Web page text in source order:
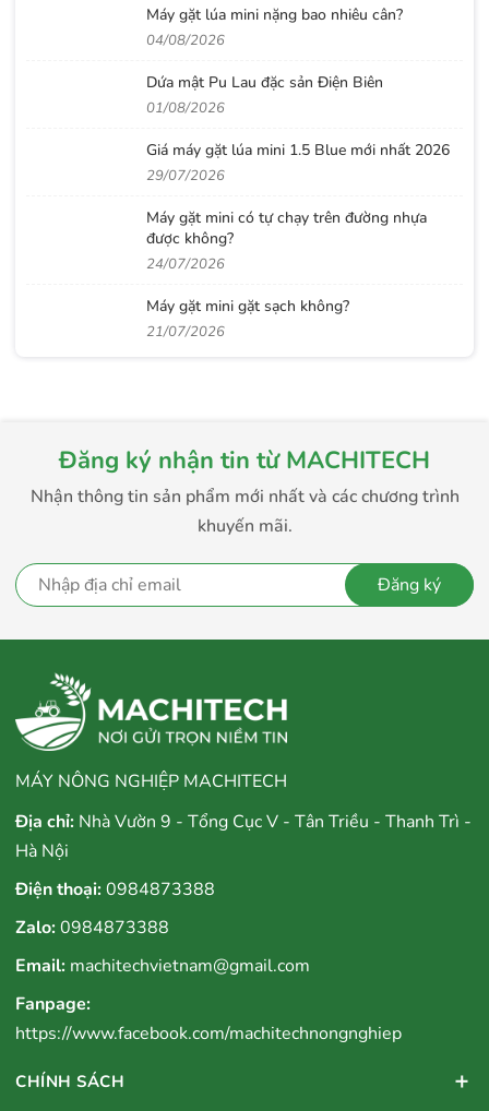
Máy gặt lúa mini nặng bao nhiêu cân?
04/08/2026
Dứa mật Pu Lau đặc sản Điện Biên
01/08/2026
Giá máy gặt lúa mini 1.5 Blue mới nhất 2026
29/07/2026
Máy gặt mini có tự chạy trên đường nhựa
được không?
24/07/2026
Máy gặt mini gặt sạch không?
21/07/2026
Đăng ký nhận tin từ MACHITECH
Nhận thông tin sản phẩm mới nhất và các chương trình
khuyến mãi.
Đăng ký
MÁY NÔNG NGHIỆP MACHITECH
Địa chỉ: Nhà Vườn 9 - Tổng Cục V - Tân Triều - Thanh Trì -
Hà Nội
Điện thoại:0984873388
Zalo:0984873388
Email: machitechvietnam@gmail.com
Fanpage:
https://www.facebook.com/machitechnongnghiep
CHÍNH SÁCH